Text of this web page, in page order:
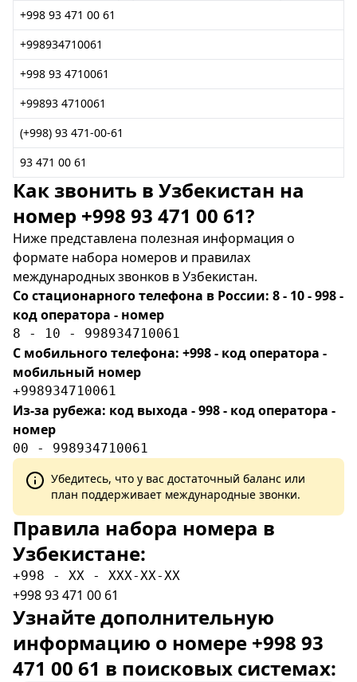
+998 93 471 00 61
+998934710061
+998 93 4710061
+99893 4710061
(+998) 93 471-00-61
93 471 00 61
Как звонить в Узбекистан на
номер +998 93 471 00 61?
Ниже представлена полезная информация о
формате набора номеров и правилах
международных звонков в Узбекистан.
Со стационарного телефона в России: 8 - 10 - 998 -
код оператора - номер
8 - 10 - 998934710061
С мобильного телефона: +998 - код оператора -
мобильный номер
+998934710061
Из-за рубежа: код выхода - 998 - код оператора -
номер
00 - 998934710061
Убедитесь, что у вас достаточный баланс или
план поддерживает международные звонки.
Правила набора номера в
Узбекистане:
+998 - XX - XXX-XX-XX
+998 93 471 00 61
Узнайте дополнительную
информацию о номере +998 93
471 00 61 в поисковых системах: